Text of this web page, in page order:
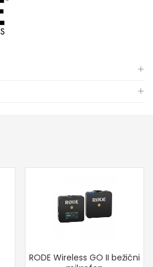
RODE Wireless GO II bežični